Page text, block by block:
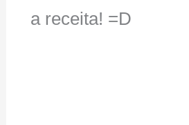
a receita! =D